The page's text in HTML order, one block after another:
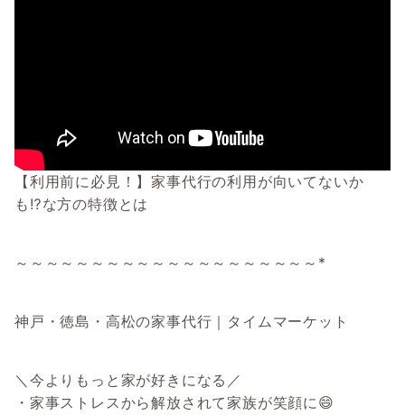
【利用前に必見！】家事代行の利用が向いてないか
も⁉な方の特徴とは
～～～～～～～～～～～～～～～～～～～～*
神戸・徳島・高松の家事代行｜タイムマーケット
＼今よりもっと家が好きになる／
・家事ストレスから解放されて家族が笑顔に😄